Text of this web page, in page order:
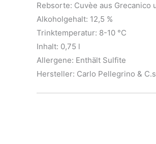
Rebsorte: Cuvèe aus Grecanico
Alkoholgehalt: 12,5 %
Trinktemperatur: 8-10 °C
Inhalt: 0,75 l
Allergene: Enthält Sulfite
Hersteller: Carlo Pellegrino &